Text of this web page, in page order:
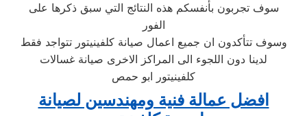
سوف تجربون بأنفسكم هذه النتائج التي سبق ذكرها على
الفور
وسوف تتأكدون ان جميع اعمال صيانة كلفينيتور تتواجد فقط
لدينا دون اللجوء الى المراكز الاخرى صيانة غسالات
كلفينيتور ابو حمص
افضل عمالة فنية ومهندسين لصيانة